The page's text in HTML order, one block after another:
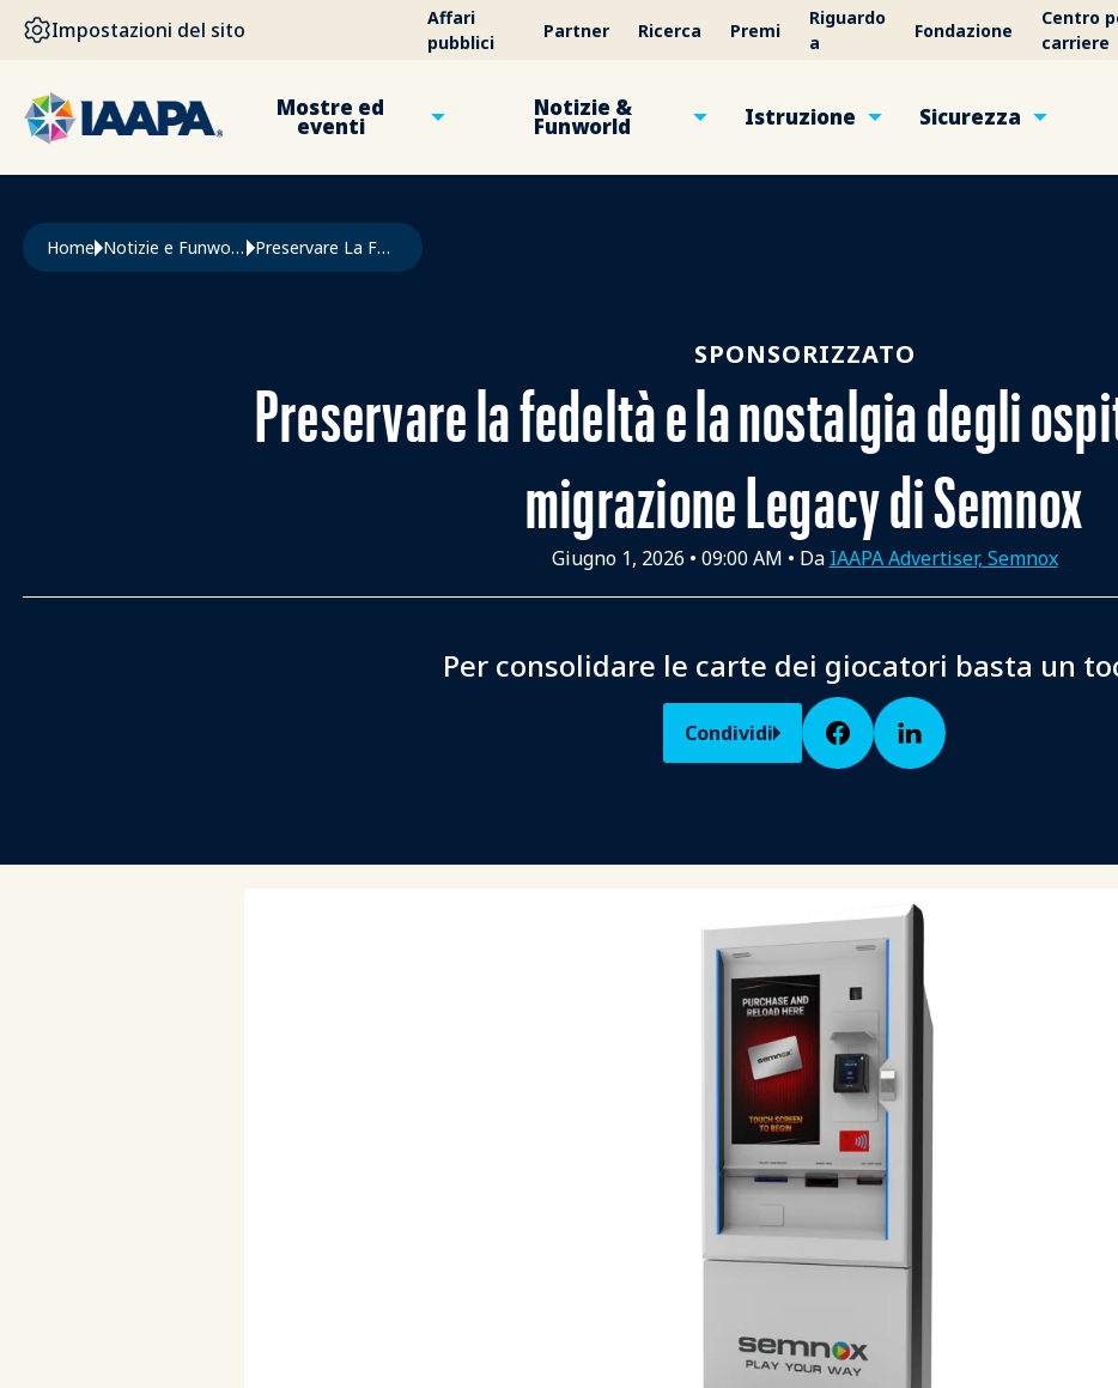
SALTA AL CONTENUTO PRINCIPALE
Impostazioni del sito
Affari
pubblici
Partner Ricerca Premi
Riguardo
a
Fondazione
Centro
carriere
Mostre ed
eventi
Notizie &
Funworld Istruzione Sicurezza
Briciole di pane
Home Notizie e Funworld Preservare La Fedeltà e La Nostalgia Degli Ospiti Con Il Kit di Migrazione Legacy di Semnox
SPONSORIZZATO
Preservare la fedeltà e la nostalgia degli
migrazione Legacy di Semnox
Giugno 1, 2026 • 09:00 AM • Da IAAPA Advertiser, Semnox
Per consolidare le carte dei giocatori basta un
Condividi